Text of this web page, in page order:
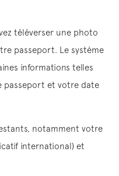
téléverser une photo
passeport. Le système
informations telles
passeport et votre date
notamment votre
international) et